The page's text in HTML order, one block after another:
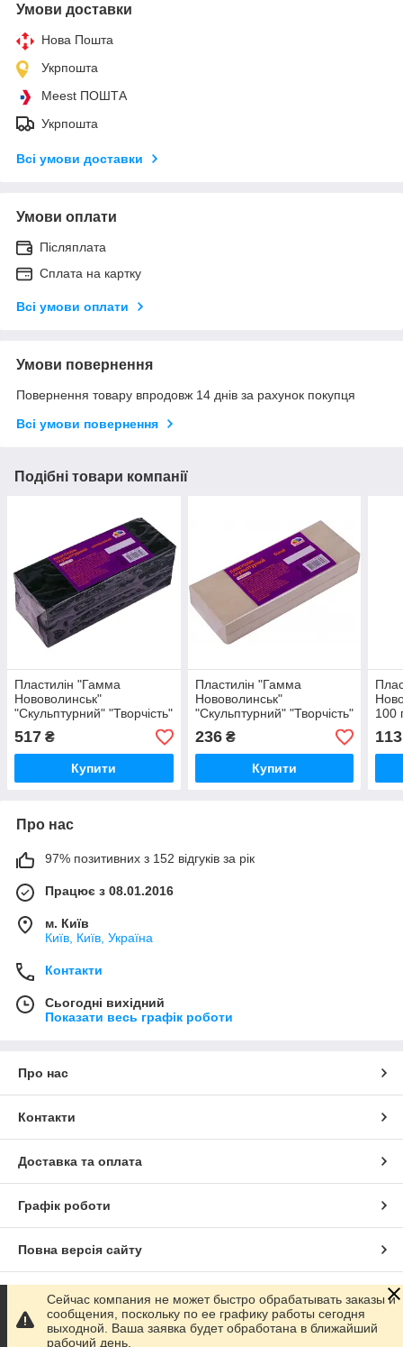
Умови доставки
Нова Пошта
Укрпошта
Meest ПОШТА
Укрпошта
Всі умови доставки
Умови оплати
Післяплата
Сплата на картку
Всі умови оплати
Умови повернення
Повернення товару впродовж 14 днів за рахунок покупця
Всі умови повернення
Подібні товари компанії
Пластилін "Гамма
Нововолинськ"
"Скульптурний" "Творчість"
олівковий 800гр. 402301,
шт
517 ₴
Купити
Пластилін "Гамма
Нововолинськ"
"Скульптурний" "Творчість"
білий 400гр. 401304, шт
236₴
Купити
100
113
Про нас
97% позитивних з 152 відгуків за рік
Працює з 08.01.2016
м. Київ
Київ, Київ, Україна
Контакти
Сьогодні вихідний
Показати весь графік роботи
Про нас
Контакти
Доставка та оплата
Графік роботи
Повна версія сайту
Сайт створено на маркетплейсі Prom.ua
Політика конфіденційності
Сейчас компания не может быстро обрабатывать заказы и
сообщения, поскольку по ее графику работы сегодня
выходной. Ваша заявка будет обработана в ближайший
рабочий день.